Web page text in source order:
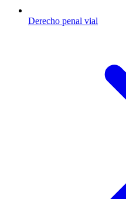
Derecho penal vial